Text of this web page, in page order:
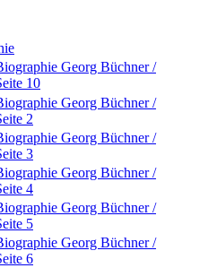
Georg Büchner /
10
Georg Büchner /
2
Georg Büchner /
3
Georg Büchner /
4
Georg Büchner /
5
Georg Büchner /
6